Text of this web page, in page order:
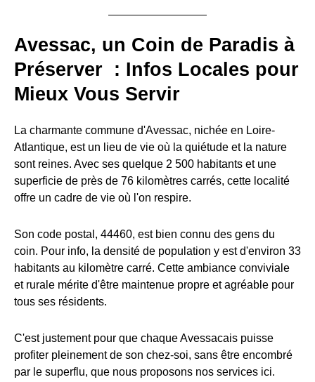
Avessac, un Coin de Paradis à
Préserver : Infos Locales pour
Mieux Vous Servir
La charmante commune d'Avessac, nichée en Loire-
Atlantique, est un lieu de vie où la quiétude et la nature
sont reines. Avec ses quelque 2 500 habitants et une
superficie de près de 76 kilomètres carrés, cette localité
offre un cadre de vie où l'on respire.
Son code postal, 44460, est bien connu des gens du
coin. Pour info, la densité de population y est d'environ 33
habitants au kilomètre carré. Cette ambiance conviviale
et rurale mérite d'être maintenue propre et agréable pour
tous ses résidents.
C'est justement pour que chaque Avessacais puisse
profiter pleinement de son chez-soi, sans être encombré
par le superflu, que nous proposons nos services ici.